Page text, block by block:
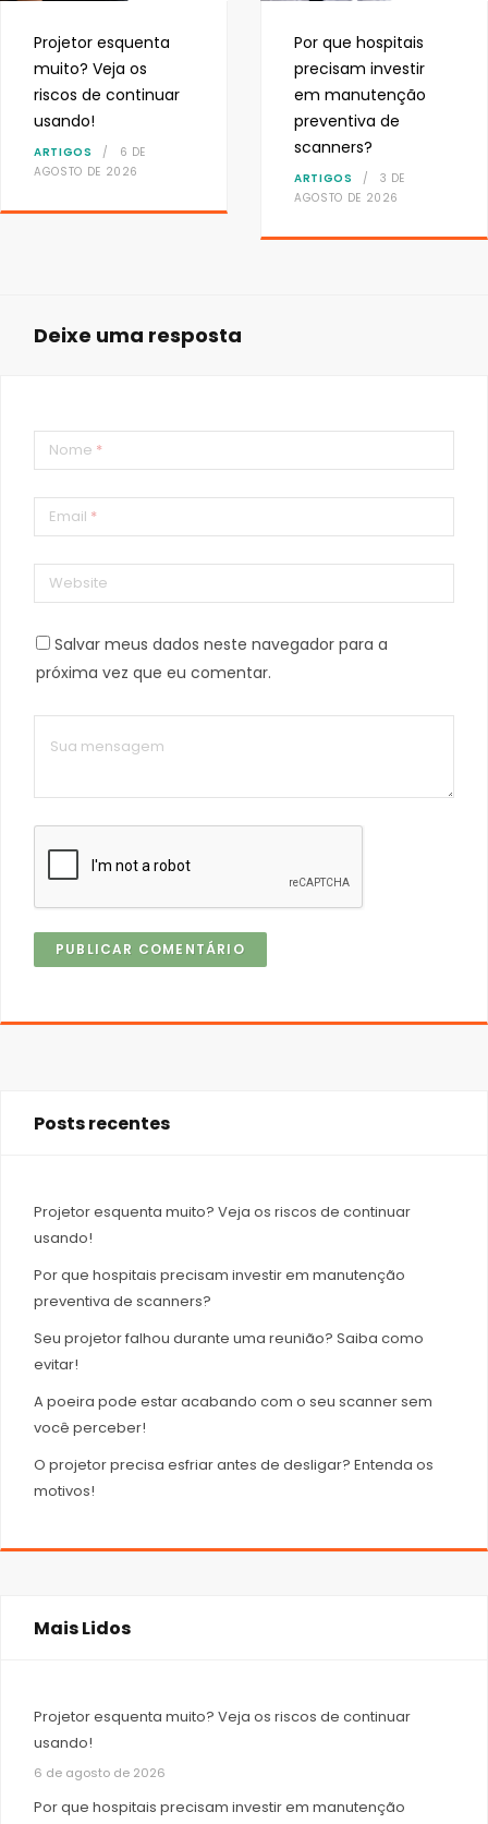
Projetor esquenta
muito? Veja os
riscos de continuar
usando!
ARTIGOS
6 DE
AGOSTO DE 2026
Por que hospitais
precisam investir
em manutenção
preventiva de
scanners?
ARTIGOS
3 DE
AGOSTO DE 2026
Deixe uma resposta
Nome *
Email *
Website
Salvar meus dados neste navegador para a
próxima vez que eu comentar.
Posts recentes
Projetor esquenta muito? Veja os riscos de continuar
usando!
Por que hospitais precisam investir em manutenção
preventiva de scanners?
Seu projetor falhou durante uma reunião? Saiba como
evitar!
A poeira pode estar acabando com o seu scanner sem
você perceber!
O projetor precisa esfriar antes de desligar? Entenda os
motivos!
Mais Lidos
Projetor esquenta muito? Veja os riscos de continuar
usando!
6 de agosto de 2026
Por que hospitais precisam investir em manutenção